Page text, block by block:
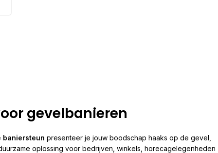
gevelbanieren
baniersteun presenteer je jouw boodschap haaks op de gevel,
oplossing voor bedrijven, winkels, horecagelegenheden